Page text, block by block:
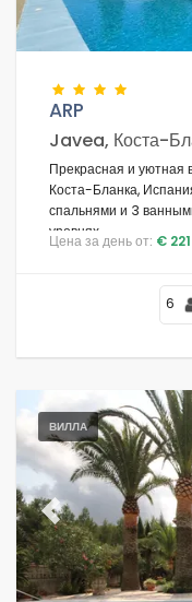
ARP
Javea, Коста-
Прекрасная и уютная
Коста-Бланка,
спальнями и 3
уровнях.
Цена за день от: € 221
6
ВИЛЛА
Previous